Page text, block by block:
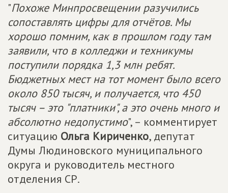
"Похоже Минпросвещении разучились
сопоставлять цифры для отчётов. Мы
хорошо помним, как в прошлом году там
заявили, что в колледжи и техникумы
поступили порядка 1,3 млн ребят.
Бюджетных мест на тот момент было всего
около 850 тысяч, и получается, что 450
тысяч – это "платники", а это очень много и
абсолютно недопустимо", – комментирует
ситуацию Ольга Кириченко, депутат
Думы Людиновского муниципального
округа и руководитель местного
отделения СР.